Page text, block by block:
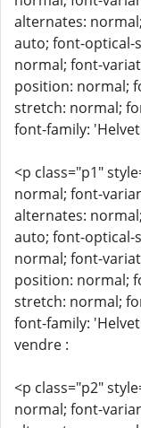
alternates:
auto; font-optical-
normal; font-
position: normal;
stretch: normal;
font-family:
<p class="p1"
normal; font-
alternates:
auto; font-optical-
normal; font-
position: normal;
stretch: normal;
font-family:
vendre :
<p class="p2"
normal; font-